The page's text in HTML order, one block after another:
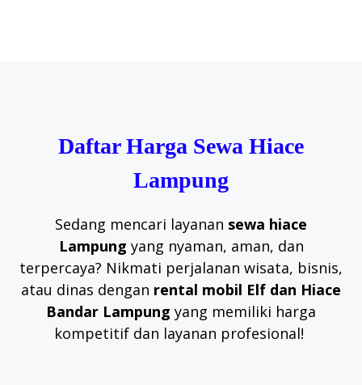
Daftar Harga Sewa Hiace
Lampung
Sedang mencari layanan sewa hiace
Lampung yang nyaman, aman, dan
terpercaya? Nikmati perjalanan wisata, bisnis,
atau dinas dengan rental mobil Elf dan Hiace
Bandar Lampung yang memiliki harga
kompetitif dan layanan profesional!